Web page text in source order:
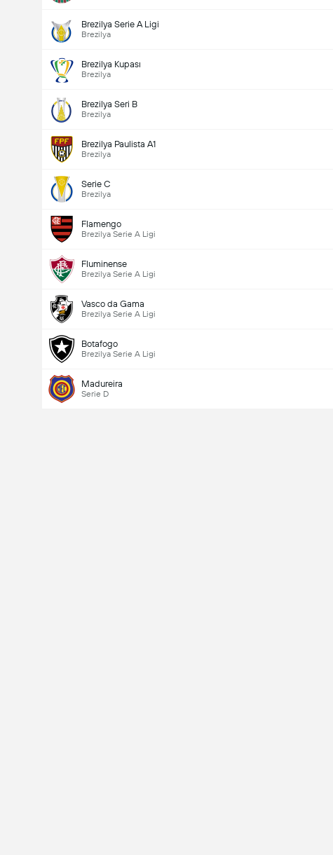
Brezilya Serie A Ligi
Brezilya
Brezilya Kupası
Brezilya
Brezilya Seri B
Brezilya
Brezilya Paulista A1
Brezilya
Serie C
Brezilya
Flamengo
Brezilya Serie A Ligi
Fluminense
Brezilya Serie A Ligi
Vasco da Gama
Brezilya Serie A Ligi
Botafogo
Brezilya Serie A Ligi
Madureira
Serie D